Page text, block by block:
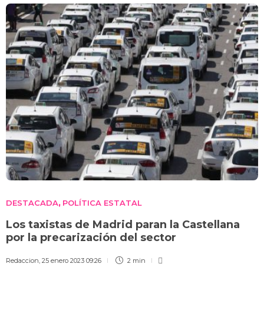
DESTACADA, POLÍTICA ESTATAL
Los taxistas de Madrid paran la Castellana
por la precarización del sector
Redaccion 25 enero 2023 09:26 2 min